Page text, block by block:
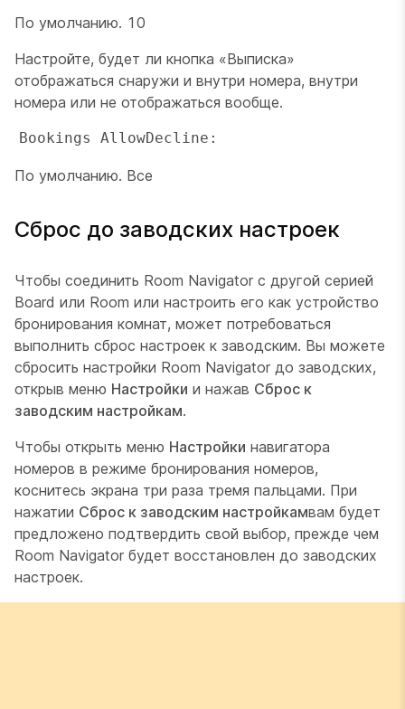
По умолчанию. 10
Настройте, будет ли кнопка «Выписка»
отображаться снаружи и внутри номера, внутри
номера или не отображаться вообще.
Bookings AllowDecline:
По умолчанию. Все
Сброс до заводских настроек
Чтобы соединить Room Navigator с другой серией
Board или Room или настроить его как устройство
бронирования комнат, может потребоваться
выполнить сброс настроек к заводским. Вы можете
сбросить настройки Room Navigator до заводских,
открыв меню Настройки и нажав Сброс к
заводским настройкам.
Чтобы открыть меню Настройки навигатора
номеров в режиме бронирования номеров,
коснитесь экрана три раза тремя пальцами. При
нажатии Сброс к заводским настройкамвам будет
предложено подтвердить свой выбор, прежде чем
Room Navigator будет восстановлен до заводских
настроек.